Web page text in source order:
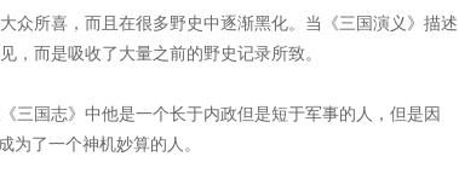
众所喜，而且在很多野史中逐渐黑化。当《三国演义》描述
，而是吸收了大量之前的野史记录所致。
三国志》中他是一个长于内政但是短于军事的人，但是因
为了一个神机妙算的人。